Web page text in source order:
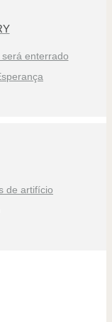
enterrado
de artifício